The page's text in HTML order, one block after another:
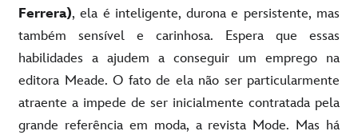
Ferrera), ela é inteligente, durona e persistente, mas
também sensível e carinhosa. Espera que essas
habilidades a ajudem a conseguir um emprego na
editora Meade. O fato de ela não ser particularmente
atraente a impede de ser inicialmente contratada pela
grande referência em moda, a revista Mode. Mas há